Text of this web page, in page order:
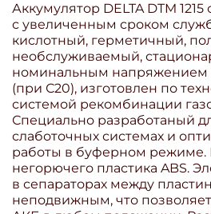
Аккумулятор DELTA DTM
с увеличенным сроком
кислотный, герметичный,
необслуживаемый,
номинальным напряжением
(при С20), изготовлен по
системой рекомбинации
Специально разработаный
слаботочных системах и
работы в буферном режиме.
негорючего пластика ABS.
в сепараторах между
неподвижным, что